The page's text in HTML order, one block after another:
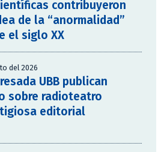
contribuyeron
de la “anormalidad”
el siglo XX
del 2026
UBB publican
sobre radioteatro
editorial